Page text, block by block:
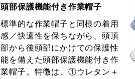
頭部保護機能付き作業帽子
標準的な作業帽子と同様の着用
感／快適性を保ちながら、頭頂
部から後頭部にかけての保護性
能を備えた頭部保護機能付き作
業帽子。特徴は、①ウレタン＋